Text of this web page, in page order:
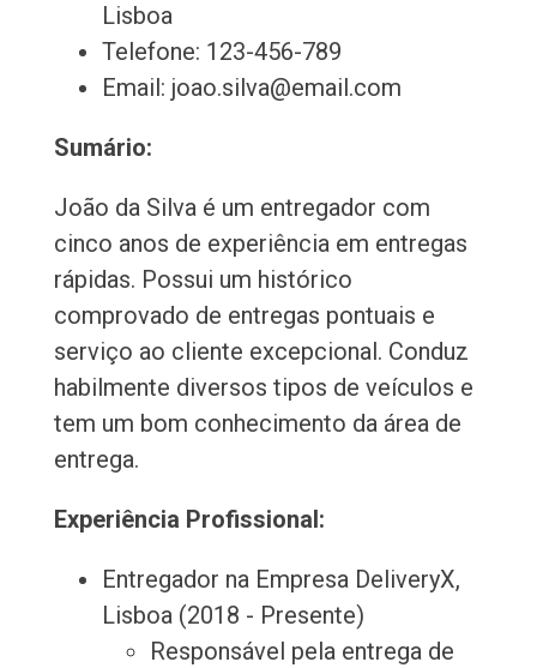
Lisboa
Telefone: 123-456-789
Email: joao.silva@email.com
Sumário:
João da Silva é um entregador com
cinco anos de experiência em entregas
rápidas. Possui um histórico
comprovado de entregas pontuais e
serviço ao cliente excepcional. Conduz
habilmente diversos tipos de veículos e
tem um bom conhecimento da área de
entrega.
Experiência Profissional:
Entregador na Empresa DeliveryX,
Lisboa (2018 - Presente)
Responsável pela entrega de